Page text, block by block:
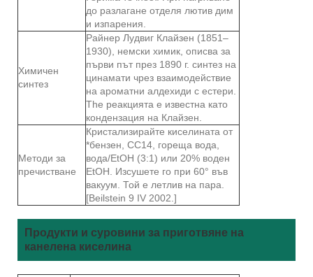
до разлагане отделя лютив дим
и изпарения.
Химичен
синтез
Райнер Лудвиг Клайзен (1851–
1930), немски химик, описва за
първи път през 1890 г. синтез на
цинамати чрез взаимодействие
на ароматни алдехиди с естери.
The реакцията е известна като
кондензация на Клайзен.
Методи за
пречистване
Кристализирайте киселината от
*бензен, CC14, гореща вода,
вода/EtOH (3:1) или 20% воден
EtOH. Изсушете го при 60° във
вакуум. Той е летлив на пара.
[Beilstein 9 IV 2002.]
Продукти и суровини за приготвяне на
канелена киселина